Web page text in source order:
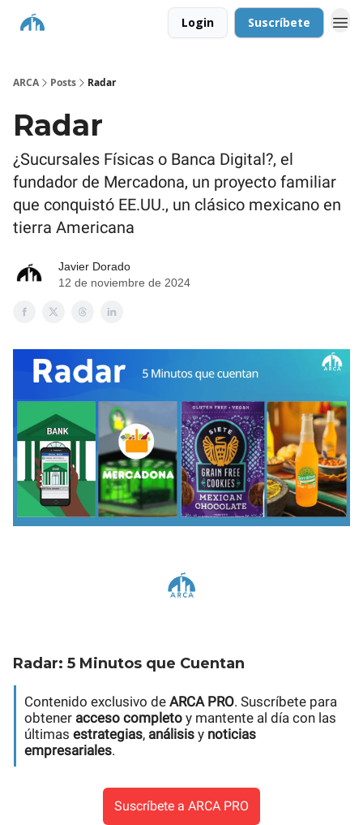
Login Suscríbete
ARCA Posts Radar
Radar
¿Sucursales Físicas o Banca Digital?, el
fundador de Mercadona, un proyecto familiar
que conquistó EE.UU., un clásico mexicano en
tierra Americana
Javier Dorado
12 de noviembre de 2024
Radar: 5 Minutos que Cuentan
Contenido exclusivo de ARCA PRO. Suscríbete para
obtener acceso completo y mantente al día con las
últimas estrategias, análisis y noticias
empresariales.
Suscríbete a ARCA PRO